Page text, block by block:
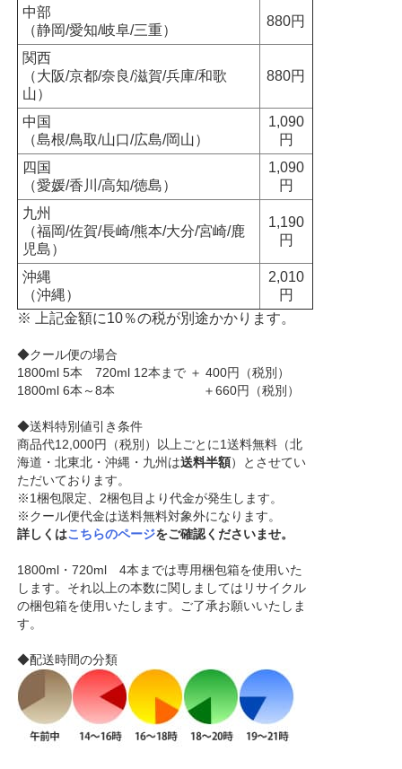
中部
（静岡/愛知/岐阜/三重）
880円
関西
（大阪/京都/奈良/滋賀/兵庫/和歌
山）
880円
中国
（島根/鳥取/山口/広島/岡山）
1,090
円
四国
（愛媛/香川/高知/徳島）
1,090
円
九州
（福岡/佐賀/長崎/熊本/大分/宮崎/鹿
児島）
1,190
円
沖縄
（沖縄）
2,010
円
※ 上記金額に10％の税が別途かかります。
◆クール便の場合
1800ml 5本 720ml 12本まで ＋ 400円（税別）
1800ml 6本～8本 ＋660円（税別）
◆送料特別値引き条件
商品代12,000円（税別）以上ごとに1送料無料（北
海道・北東北・沖縄・九州は送料半額）とさせてい
ただいております。
※1梱包限定、2梱包目より代金が発生します。
※クール便代金は送料無料対象外になります。
詳しくはこちらのページをご確認くださいませ。
1800ml・720ml 4本までは専用梱包箱を使用いた
します。それ以上の本数に関しましてはリサイクル
の梱包箱を使用いたします。ご了承お願いいたしま
す。
◆配送時間の分類